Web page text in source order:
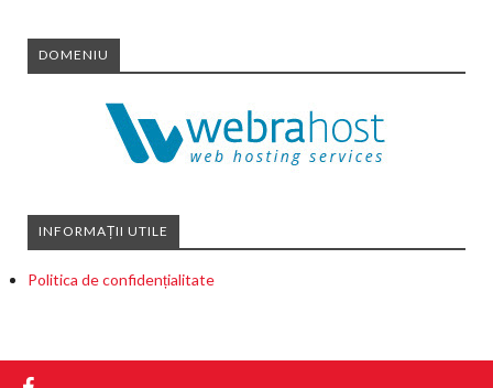
DOMENIU
INFORMAȚII UTILE
Politica de confidențialitate